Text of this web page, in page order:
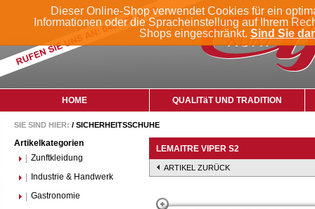
Dieser Online-Shop verwendet Cookies für ein
Informationen oder die Spracheinstellung auf Ihrem
Shops eingeschränkt. Sind Sie
HOME QUALITäT UND TRADITION
SIE SIND HIER: / SICHERHEITSSCHUHE
Artikelkategorien
Zunftkleidung
Industrie & Handwerk
Gastronomie
LEMAITRE VIPER S2
ARTIKEL ZURÜCK